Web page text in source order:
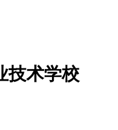
技术学校